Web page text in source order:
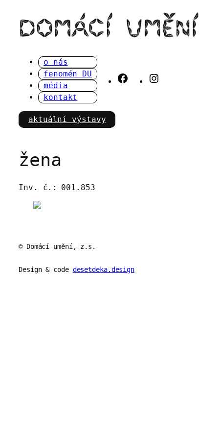
obsah
o nás
fenomén DU
média
kontakt
Facebook
aktuální výstavy
žena
Inv. č.: 001.853
© Domácí umění, z.s.
Design & code desetdeka.design